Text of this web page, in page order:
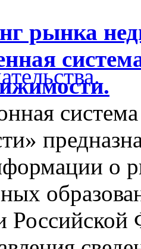
рынка
о
Российской